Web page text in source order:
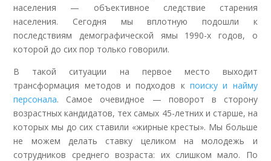
населения — объективное следствие старения
населения. Сегодня мы вплотную подошли к
последствиям демографической ямы 1990-х годов, о
которой до сих пор только говорили.
В такой ситуации на первое место выходит
трансформация методов и подходов к поиску и найму
персонала. Самое очевидное — поворот в сторону
возрастных кандидатов, тех самых 45-летних и старше, на
которых мы до сих ставили «жирные кресты». Мы больше
не можем делать ставку целиком на молодежь и
сотрудников среднего возраста: их слишком мало. По